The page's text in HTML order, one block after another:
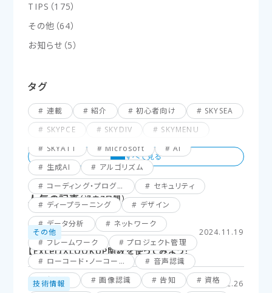
TIPS （175）
その他 （64）
お知らせ （5）
タグ
連載 紹介 初心者向け
SKYSEA
SKYPCE
SKYDIV
SKYMENU
SKYATT
Microsoft
AI
生成AI
アルゴリズム
コーディング・プログラミング
セキュリティ
ディープラーニング
デザイン
データ分析
ネットワーク
フレームワーク
プロジェクト管理
ローコード・ノーコード
音声認識
仮想化
画像認識 告知
資格
人気の記事（過去7日間）
その他 2024.11.19
【Excel】XLOOKUP関数を使ってみよう！
技術情報 2025.02.26